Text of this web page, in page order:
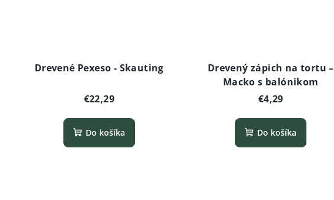
Drevené Pexeso - Skauting
€22,29
Do košíka
Drevený zápich na tortu –
Macko s balónikom
€4,29
Do košíka